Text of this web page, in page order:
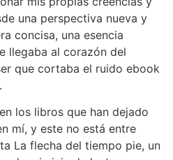
una perspectiva nueva y
concisa, una esencia
llegaba al corazón del
que cortaba el ruido ebook
los libros que han dejado
mí, y este no está entre
La flecha del tiempo pie, un